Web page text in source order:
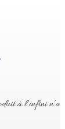
à l’infini n’a